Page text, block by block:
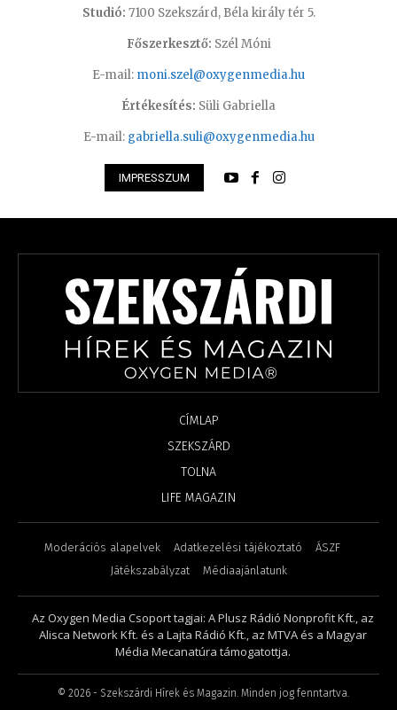
Studió: 7100 Szekszárd, Béla király tér 5.
Főszerkesztő: Szél Móni
E-mail: moni.szel@oxygenmedia.hu
Értékesítés: Süli Gabriella
E-mail: gabriella.suli@oxygenmedia.hu
IMPRESSZUM
CÍMLAP
SZEKSZÁRD
TOLNA
LIFE MAGAZIN
Moderációs alapelvek Adatkezelési tájékoztató
ÁSZF
Játékszabályzat
Médiaajánlatunk
Az Oxygen Media Csoport tagjai: A Plusz Rádió Nonprofit Kft., az
Alisca Network Kft. és a Lajta Rádió Kft., az MTVA és a Magyar
Média Mecanatúra támogatottja.
© 2026- Szekszárdi Hírek és Magazin. Minden jog fenntartva.